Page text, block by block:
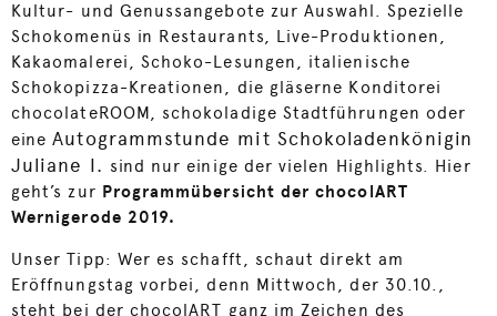
Kultur- und Genussangebote zur Auswahl. Spezielle
Schokomenüs in Restaurants, Live-Produktionen,
Kakaomalerei, Schoko-Lesungen, italienische
Schokopizza-Kreationen, die gläserne Konditorei
chocolateROOM, schokoladige Stadtführungen oder
eineAutogrammstunde mit Schokoladenkönigin
Juliane I. sind nur einige der vielen Highlights. Hier
geht’s zur Programmübersicht der chocolART
Wernigerode 2019.
Unser Tipp: Wer es schafft, schaut direkt am
Eröffnungstag vorbei, denn Mittwoch, der 30.10.,
steht bei der chocolART ganz im Zeichen des